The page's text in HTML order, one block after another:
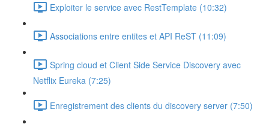
Exploiter le service avec RestTemplate (10:32)
Associations entre entites et API ReST (11:09)
Spring cloud et Client Side Service Discovery avec
Netflix Eureka (7:25)
Enregistrement des clients du discovery server (7:50)